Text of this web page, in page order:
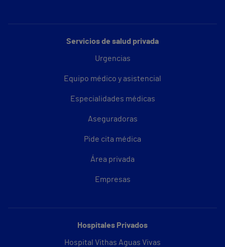
Servicios de salud privada
Urgencias
Equipo médico y asistencial
Especialidades médicas
Aseguradoras
Pide cita médica
Área privada
Empresas
Hospitales Privados
Hospital Vithas Aguas Vivas